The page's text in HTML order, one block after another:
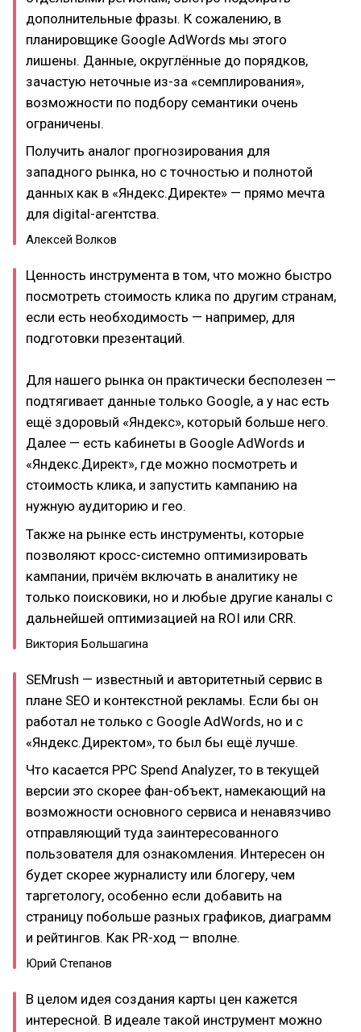
дополнительные фразы. К сожалению, в
планировщике Google AdWords мы этого
лишены. Данные, округлённые до порядков,
зачастую неточные из-за «семплирования»,
возможности по подбору семантики очень
ограничены.
Получить аналог прогнозирования для
западного рынка, но с точностью и полнотой
данных как в «Яндекс.Директе» — прямо мечта
для digital-агентства.
Алексей Волков
Ценность инструмента в том, что можно быстро
посмотреть стоимость клика по другим странам,
если есть необходимость — например, для
подготовки презентаций.
Для нашего рынка он практически бесполезен —
подтягивает данные только Google, а у нас есть
ещё здоровый «Яндекс», который больше него.
Далее — есть кабинеты в Google AdWords и
«Яндекс.Директ», где можно посмотреть и
стоимость клика, и запустить кампанию на
нужную аудиторию и гео.
Также на рынке есть инструменты, которые
позволяют кросс-системно оптимизировать
кампании, причём включать в аналитику не
только поисковики, но и любые другие каналы с
дальнейшей оптимизацией на ROI или CRR.
Виктория Большагина
SEMrush — известный и авторитетный сервис в
плане SEO и контекстной рекламы. Если бы он
работал не только с Google AdWords, но и с
«Яндекс.Директом», то был бы ещё лучше.
Что касается PPC Spend Analyzer, то в текущей
версии это скорее фан-объект, намекающий на
возможности основного сервиса и ненавязчиво
отправляющий туда заинтересованного
пользователя для ознакомления. Интересен он
будет скорее журналисту или блогеру, чем
таргетологу, особенно если добавить на
страницу побольше разных графиков, диаграмм
и рейтингов. Как PR-ход — вполне.
Юрий Степанов
В целом идея создания карты цен кажется
интересной. В идеале такой инструмент можно